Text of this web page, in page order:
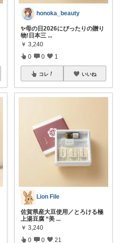
honoka_beauty
✨母の日2026にぴったりの贈り
物!日本三 ...
￥ 3,240
0 0 1
コレ いいね
Lion File
佐賀県産大豆使用／とろける極
上湯豆腐 “美 ...
￥ 3,240
0 0 21